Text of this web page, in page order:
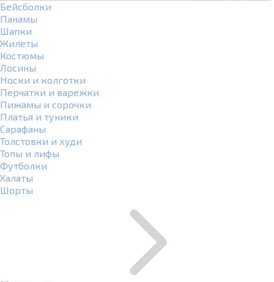
Бейсболки
Панамы
Шапки
Жилеты
Костюмы
Лосины
Носки и колготки
Перчатки и варежки
Пижамы и сорочки
Платья и туники
Сарафаны
Толстовки и худи
Топы и лифы
Футболки
Халаты
Шорты